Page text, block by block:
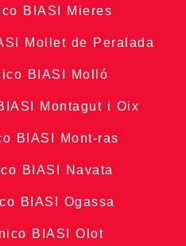
BIASI Mieres
Mollet de Peralada
BIASI Molló
Montagut i Oix
BIASI Mont-ras
BIASI Navata
BIASI Ogassa
BIASI Olot